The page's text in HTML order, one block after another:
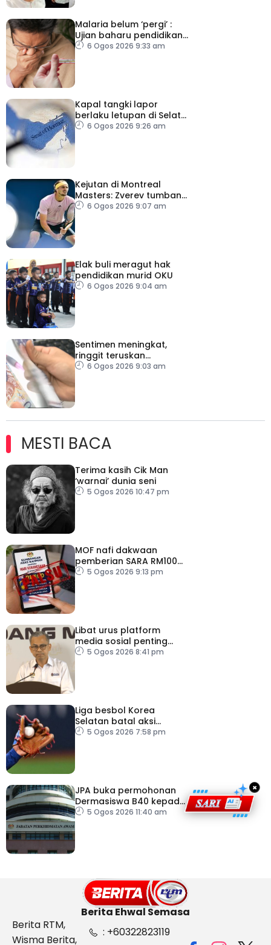
Malaria belum ‘pergi’ :
Ujian baharu pendidikan
perubatan dan sistem
6 Ogos 2026 9:33 am
Kapal tangki lapor
berlaku letupan di Selat
Hormuz ketika Iran-Oman
6 Ogos 2026 9:26 am
Kejutan di Montreal
Masters: Zverev tumbang,
Auger-Aliasime tarik diri
6 Ogos 2026 9:07 am
Elak buli meragut hak
pendidikan murid OKU
6 Ogos 2026 9:04 am
Sentimen meningkat,
ringgit teruskan
momentum mengukuh
6 Ogos 2026 9:03 am
MESTI BACA
Terima kasih Cik Man
‘warnai’ dunia seni
5 Ogos 2026 10:47 pm
MOF nafi dakwaan
pemberian SARA RM100
sempena Hari
5 Ogos 2026 9:13 pm
Libat urus platform
media sosial penting
bendung perbuatan
5 Ogos 2026 8:41 pm
Liga besbol Korea
Selatan batal aksi
susulan gelombang haba
5 Ogos 2026 7:58 pm
JPA buka permohonan
Dermasiswa B40 kepada
lepasan SPM
5 Ogos 2026 11:40 am
×
Berita Ehwal Semasa
Berita RTM,
Wisma Berita,
: +60322823119